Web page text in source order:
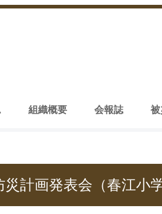
組織概要 会報誌 被
計画発表会（春江小学